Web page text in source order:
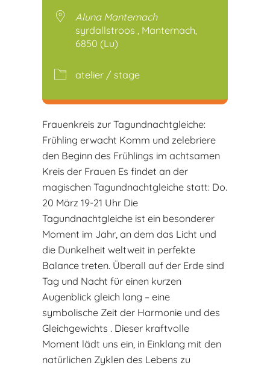
Aluna Manternach
syrdallstroos , Manternach,
6850 (Lu)
atelier / stage
Frauenkreis zur Tagundnachtgleiche:
Frühling erwacht Komm und zelebriere
den Beginn des Frühlings im achtsamen
Kreis der Frauen Es findet an der
magischen Tagundnachtgleiche statt: Do.
20 März 19-21 Uhr Die
Tagundnachtgleiche ist ein besonderer
Moment im Jahr, an dem das Licht und
die Dunkelheit weltweit in perfekte
Balance treten. Überall auf der Erde sind
Tag und Nacht für einen kurzen
Augenblick gleich lang – eine
symbolische Zeit der Harmonie und des
Gleichgewichts . Dieser kraftvolle
Moment lädt uns ein, in Einklang mit den
natürlichen Zyklen des Lebens zu